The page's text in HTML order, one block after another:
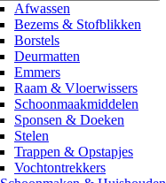
Afwassen
Bezems & Stofblikken
Borstels
Deurmatten
Emmers
Raam & Vloerwissers
Schoonmaakmiddelen
Sponsen & Doeken
Stelen
Trappen & Opstapjes
Vochtontrekkers